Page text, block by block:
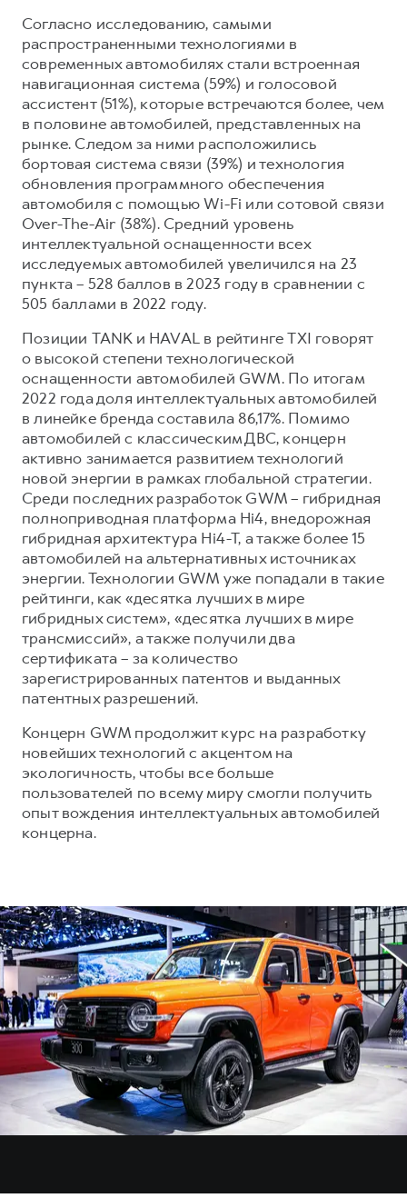
Согласно исследованию, самыми
распространенными технологиями в
современных автомобилях стали встроенная
навигационная система (59%) и голосовой
ассистент (51%), которые встречаются более, чем
в половине автомобилей, представленных на
рынке. Следом за ними расположились
бортовая система связи (39%) и технология
обновления программного обеспечения
автомобиля с помощью Wi-Fi или сотовой связи
Over-The-Air (38%). Средний уровень
интеллектуальной оснащенности всех
исследуемых автомобилей увеличился на 23
пункта – 528 баллов в 2023 году в сравнении с
505 баллами в 2022 году.
Позиции TANK и HAVAL в рейтинге TXI говорят
о высокой степени технологической
оснащенности автомобилей GWM. По итогам
2022 года доля интеллектуальных автомобилей
в линейке бренда составила 86,17%. Помимо
автомобилей с классическим ДВС, концерн
активно занимается развитием технологий
новой энергии в рамках глобальной стратегии.
Среди последних разработок GWM – гибридная
полноприводная платформа Hi4, внедорожная
гибридная архитектура Hi4-T, а также более 15
автомобилей на альтернативных источниках
энергии. Технологии GWM уже попадали в такие
рейтинги, как «десятка лучших в мире
гибридных систем», «десятка лучших в мире
трансмиссий», а также получили два
сертификата – за количество
зарегистрированных патентов и выданных
патентных разрешений.
Концерн GWM продолжит курс на разработку
новейших технологий с акцентом на
экологичность, чтобы все больше
пользователей по всему миру смогли получить
опыт вождения интеллектуальных автомобилей
концерна.